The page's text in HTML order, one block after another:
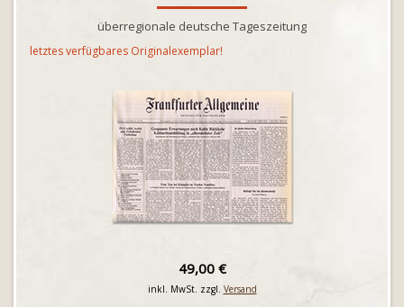
überregionale deutsche Tageszeitung
letztes verfügbares Originalexemplar!
49,00 €
inkl. MwSt. zzgl. Versand